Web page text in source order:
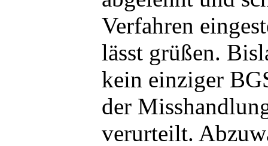
Verfahren
lässt grüßen.
kein einziger
der
verurteilt.